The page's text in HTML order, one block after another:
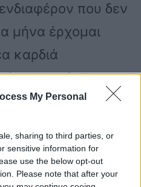
My Personal
sharing to third parties, or
sensitive information for
use the below opt-out
Please note that after your
που δεν
μήνα έρχομαι
καρδιά
και γεμάτη